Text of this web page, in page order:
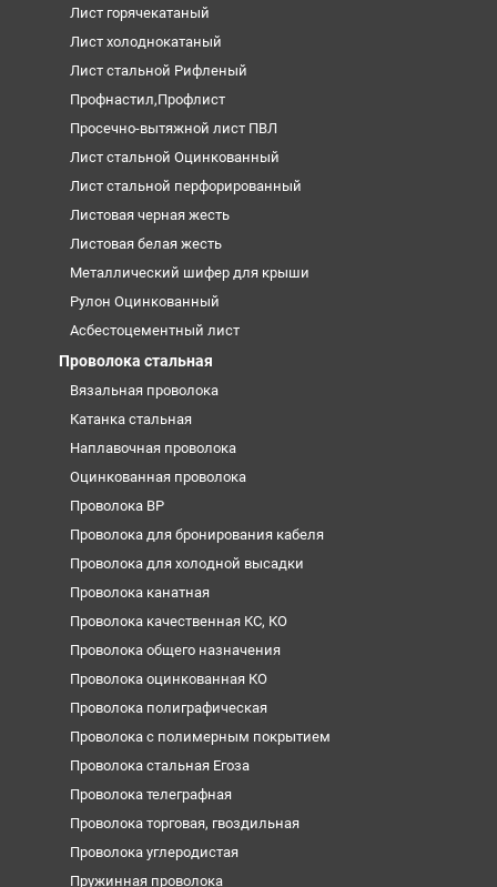
Лист горячекатаный
Лист холоднокатаный
Лист стальной Рифленый
Профнастил,Профлист
Просечно-вытяжной лист ПВЛ
Лист стальной Оцинкованный
Лист стальной перфорированный
Листовая черная жесть
Листовая белая жесть
Металлический шифер для крыши
Рулон Оцинкованный
Асбестоцементный лист
Проволока стальная
Вязальная проволока
Катанка стальная
Наплавочная проволока
Оцинкованная проволока
Проволока ВР
Проволока для бронирования кабеля
Проволока для холодной высадки
Проволока канатная
Проволока качественная КС, КО
Проволока общего назначения
Проволока оцинкованная КО
Проволока полиграфическая
Проволока с полимерным покрытием
Проволока стальная Егоза
Проволока телеграфная
Проволока торговая, гвоздильная
Проволока углеродистая
Пружинная проволока